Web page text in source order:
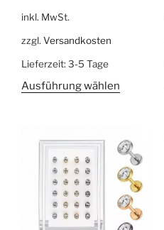
inkl. MwSt.
zzgl. Versandkosten
Lieferzeit: 3-5 Tage
Ausführung wählen